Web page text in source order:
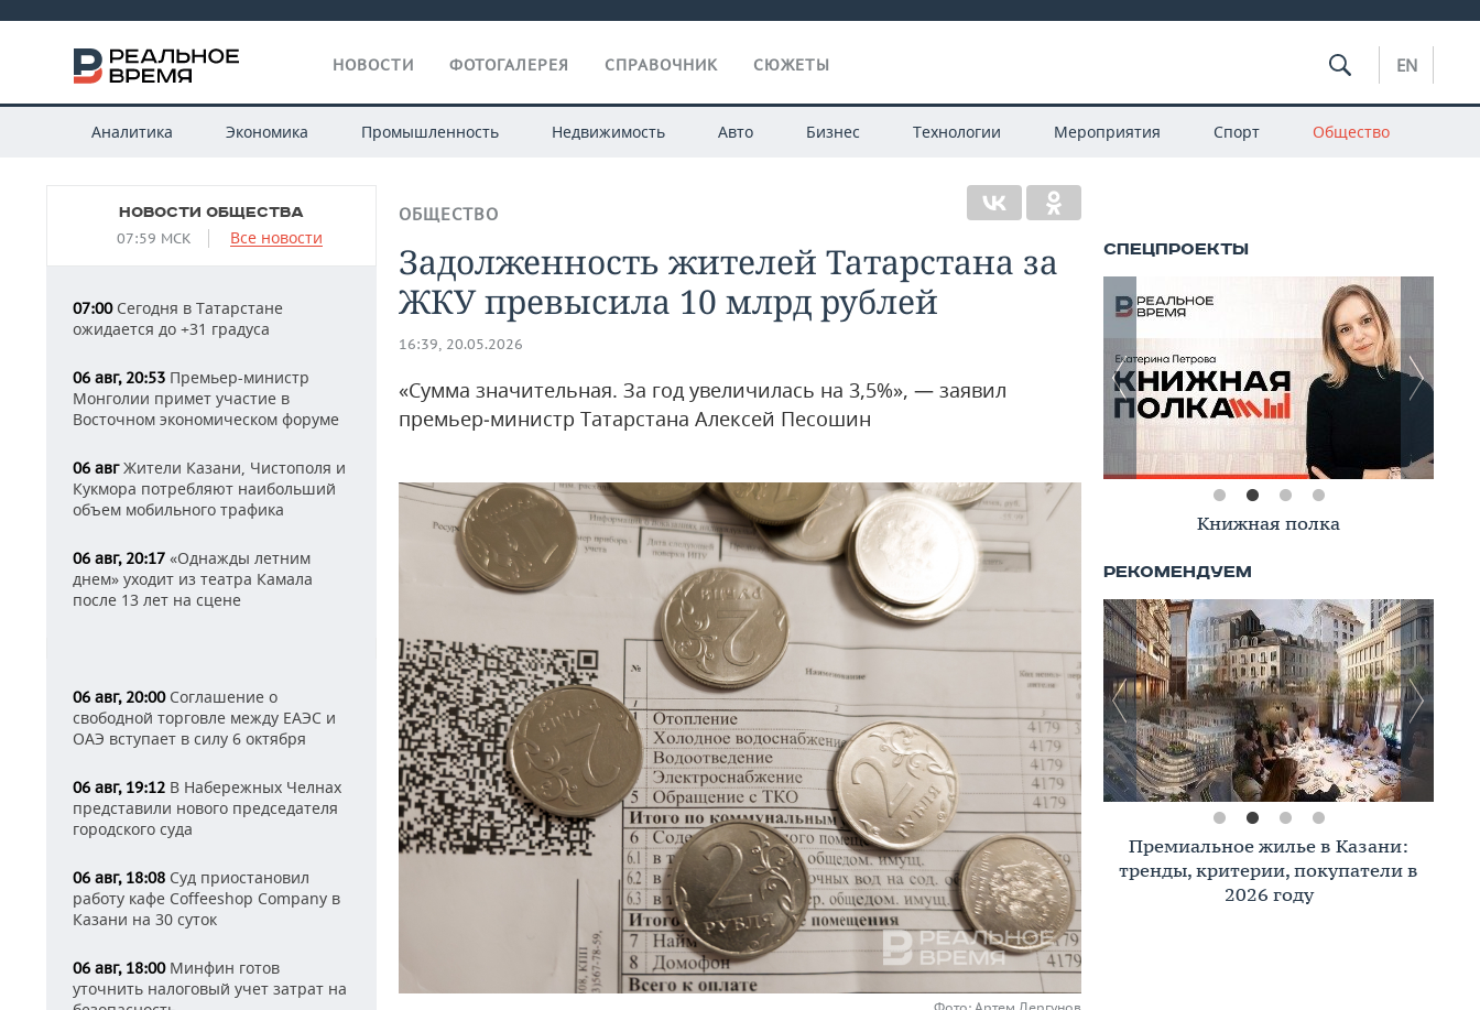
НОВОСТИ ФОТОГАЛЕРЕЯ СПРАВОЧНИК СЮЖЕТЫ EN
Аналитика Экономика Промышленность Недвижимость Авто Бизнес Технологии Мероприятия Спорт Общество
НОВОСТИ ОБЩЕСТВА
07:59 МСК Все новости
07:00Сегодня в Татарстане
ожидается до +31 градуса
06 авг, 20:53 Премьер-министр
Монголии примет участие в
Восточном экономическом форуме
06 авгЖители Казани, Чистополя и
Кукмора потребляют наибольший
объем мобильного трафика
06 авг, 20:17 «Однажды летним
днем» уходит из театра Камала
после 13 лет на сцене
06 авг, 20:00Соглашение о
свободной торговле между ЕАЭС и
ОАЭ вступает в силу 6 октября
06 авг, 19:12 В Набережных Челнах
представили нового председателя
городского суда
06 авг, 18:08 Суд приостановил
работу кафе Coffeeshop Company в
Казани на 30 суток
06 авг, 18:00Минфин готов
уточнить налоговый учет затрат на
ОБЩЕСТВО
Задолженность жителей Татарстана за
ЖКУ превысила 10 млрд рублей
16:39, 20.05.2026
«Сумма значительная. За год увеличилась на 3,5%», — заявил
премьер‑министр Татарстана Алексей Песошин
Книжная полка
Премиальное жилье в Казани:
тренды, критерии, покупатели в
2026 году